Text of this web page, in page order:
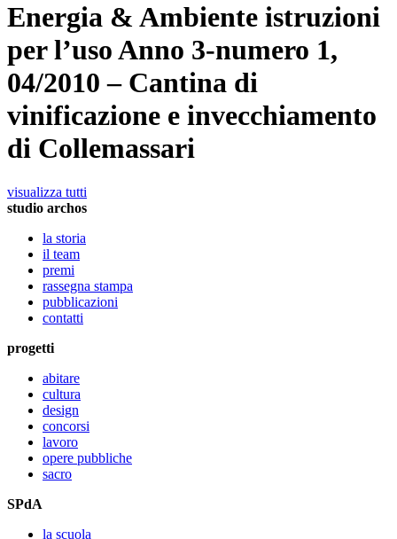
Energia & Ambiente istruzioni
per l’uso Anno 3-numero 1,
04/2010 – Cantina di
vinificazione e invecchiamento
di Collemassari
visualizza tutti
studio archos
la storia
il team
premi
rassegna stampa
pubblicazioni
contatti
progetti
abitare
cultura
design
concorsi
lavoro
opere pubbliche
sacro
SPdA
la scuola